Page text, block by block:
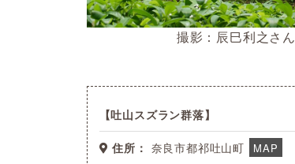
撮影：辰巳利之さん
吐山スズラン群落
住所： 奈良市都祁吐山町 MAP